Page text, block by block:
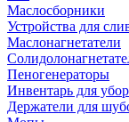
Маслосборники
Устройства для
Маслонагнетатели
Пеногенераторы
Инвентарь для
Держатели для